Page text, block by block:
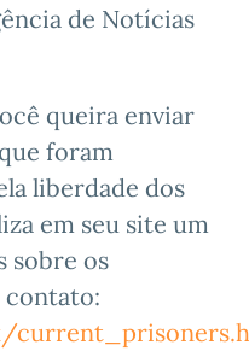
de Notícias
queira enviar
foram
liberdade dos
em seu site um
sobre os
contato: